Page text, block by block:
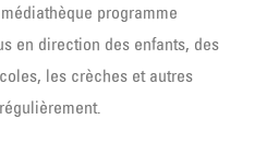
programme
en direction des enfants, des
les crèches et autres